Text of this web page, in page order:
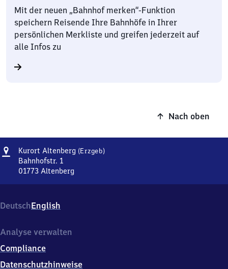
Mit der neuen „Bahnhof merken“-Funktion
speichern Reisende Ihre Bahnhöfe in Ihrer
persönlichen Merkliste und greifen jederzeit auf
alle Infos zu
Nach oben
Adresse
Kurort Altenberg (Erzgeb)Kurort
Bahnhofstr. 1
01773 Altenberg
(Erzgebirge),
Bahnhofstr.
0
7
7
DeutschEnglish
Analyse verwalten
Compliance
Datenschutzhinweise